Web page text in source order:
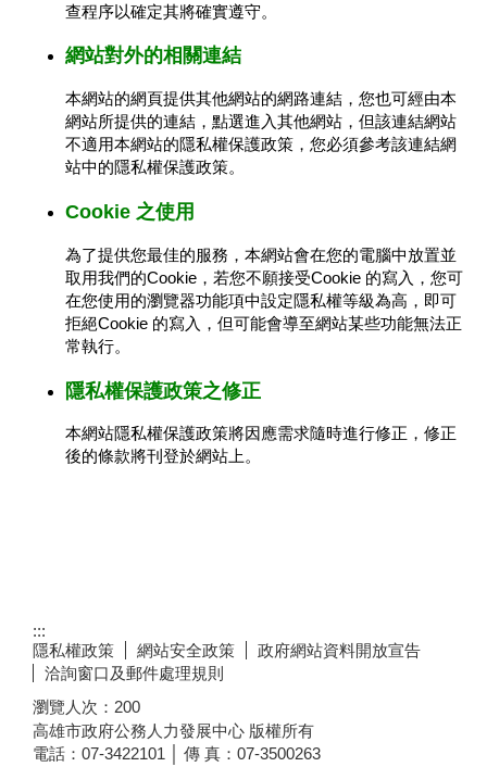
查程序以確定其將確實遵守。
網站對外的相關連結
本網站的網頁提供其他網站的網路連結，您也可經由本
網站所提供的連結，點選進入其他網站，但該連結網站
不適用本網站的隱私權保護政策，您必須參考該連結網
站中的隱私權保護政策。
Cookie 之使用
為了提供您最佳的服務，本網站會在您的電腦中放置並
取用我們的Cookie，若您不願接受Cookie 的寫入，您可
在您使用的瀏覽器功能項中設定隱私權等級為高，即可
拒絕Cookie 的寫入，但可能會導至網站某些功能無法正
常執行。
隱私權保護政策之修正
本網站隱私權保護政策將因應需求隨時進行修正，修正
後的條款將刊登於網站上。
:::
隱私權政策
網站安全政策
政府網站資料開放宣告
洽詢窗口及郵件處理規則
瀏覽人次： 200
高雄市政府公務人力發展中心 版權所有
電話：07-3422101 │ 傳 真：07-3500263